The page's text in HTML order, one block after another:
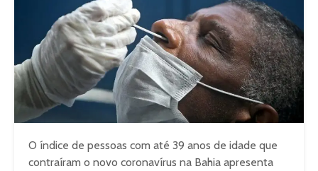
O índice de pessoas com até 39 anos de idade que
contraíram o novo coronavírus na Bahia apresenta